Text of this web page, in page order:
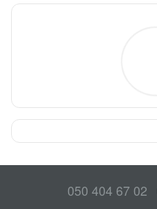
050 404 67 02